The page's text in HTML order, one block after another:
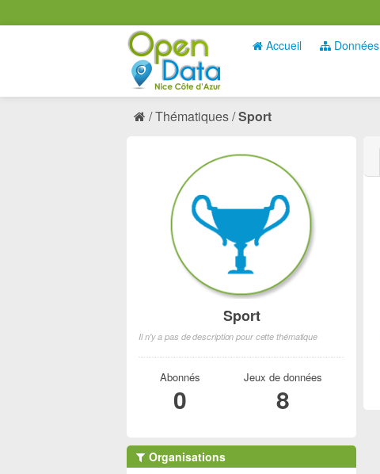
Accueil Données
Thématiques Sport
Sport
Il n'y a pas de description pour cette thématique
Abonnés
0
Jeux de données
8
Organisations